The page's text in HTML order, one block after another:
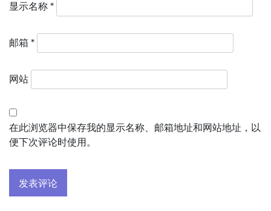
显示名称 *
邮箱 *
网站
在此浏览器中保存我的显示名称、邮箱地址和网站地址，以
便下次评论时使用。